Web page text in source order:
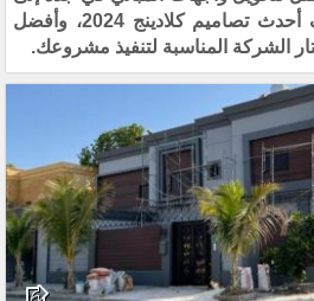
تحف فنية عصرية. اكتشف أحدث تصاميم كلادينج 2024، وأفضل
الشركة المناسبة لتنفيذ مشروعك.